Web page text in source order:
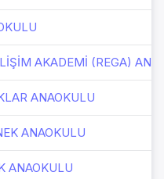
AKADEMİ (REGA)
ANAOKULU
ANAOKULU
ANAOKULU